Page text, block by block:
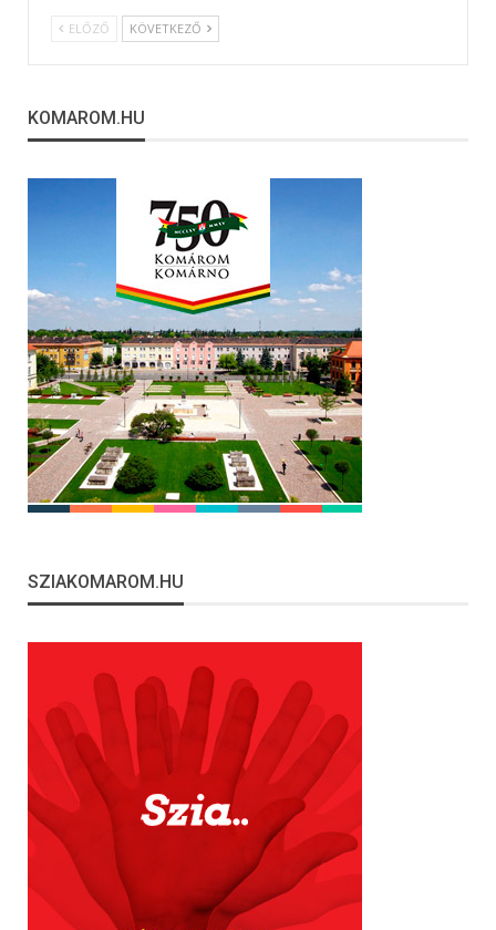
ELŐZŐ KÖVETKEZŐ
KOMAROM.HU
SZIAKOMAROM.HU